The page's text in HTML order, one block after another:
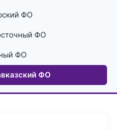
ФО
ФО
ФО
ФО